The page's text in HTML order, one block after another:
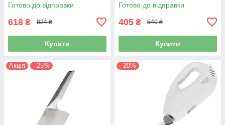
Готово до відправки
618 ₴ 824 ₴
Купити
Готово до відправки
405 ₴ 540 ₴
Купити
Акція –25% –20%